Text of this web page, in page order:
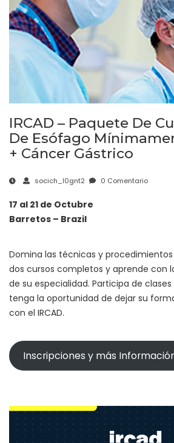
IRCAD – Paquete De
De Esófago
+ Cáncer Gástrico
socich_l0gnt2 0 Comentario
17 al 21 de Octubre
Barretos – Brazil
Domina las técnicas y
dos cursos completos y aprende con
de su especialidad. Participa de
tenga la oportunidad de dejar su
con el IRCAD.
Inscripciones y más